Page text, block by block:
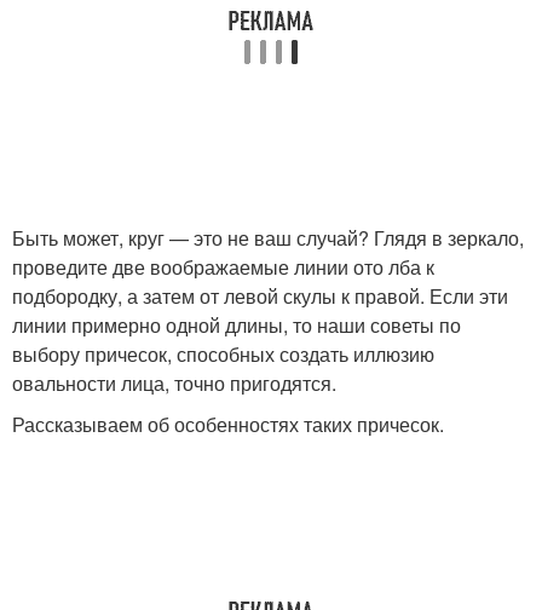
Женщины с круглым
Женщины с квадратным
Быть может, круг — это не ваш случай? Глядя в зеркало,
проведите две воображаемые линии ото лба к
подбородку, а затем от левой скулы к правой. Если эти
линии примерно одной длины, то наши советы по
выбору причесок, способных создать иллюзию
овальности лица, точно пригодятся.
Рассказываем об особенностях таких причесок.